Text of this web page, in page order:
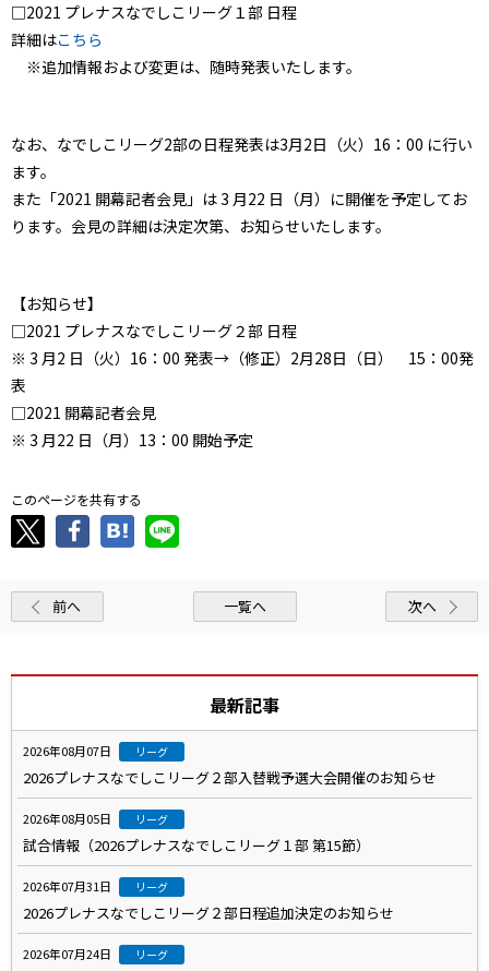
□2021 プレナスなでしこリーグ１部 日程
詳細はこちら
※追加情報および変更は、随時発表いたします。
なお、なでしこリーグ2部の日程発表は3月2日（火）16：00 に行い
ます。
また「2021 開幕記者会見」は 3 月22 日（月）に開催を予定してお
ります。会見の詳細は決定次第、お知らせいたします。
【お知らせ】
□2021 プレナスなでしこリーグ２部 日程
※ 3 月2 日（火）16：00 発表→（修正）2月28日（日） 15：00発
表
□2021 開幕記者会見
※ 3 月22 日（月）13：00 開始予定
このページを共有する
前へ 一覧へ 次へ
最新記事
2026年08月07日 リーグ
2026プレナスなでしこリーグ２部入替戦予選大会開催のお知らせ
2026年08月05日 リーグ
試合情報（2026プレナスなでしこリーグ１部 第15節）
2026年07月31日 リーグ
2026プレナスなでしこリーグ２部日程追加決定のお知らせ
2026年07月24日 リーグ